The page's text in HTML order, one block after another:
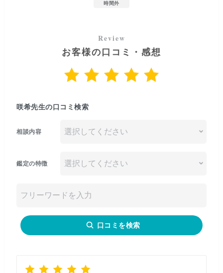
時間外
お客様の口コミ・感想
咲希先生の口コミ検索
相談内容
鑑定の特徴
口コミを検索